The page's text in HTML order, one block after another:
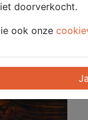
doorverkocht.
ook onze